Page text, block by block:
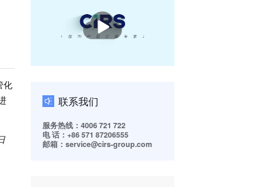
化
播
放
联系我们
服务热线：4006 721 722
电 话：+86 571 87206555
邮箱：service@cirs-group.com